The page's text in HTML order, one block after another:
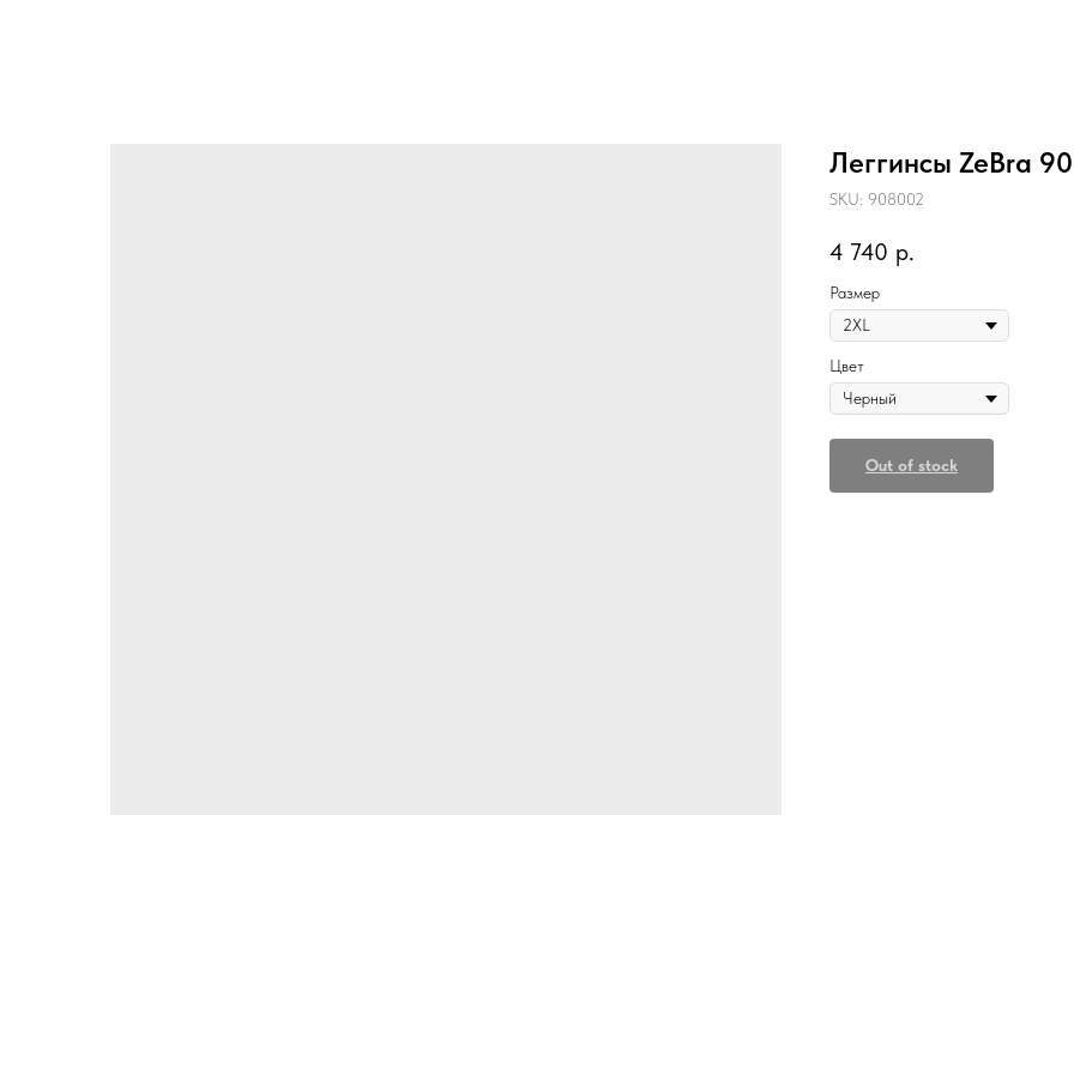
Леггинсы ZeBra
SKU: 908002
4 740 р.
Размер
Цвет
Out of stock